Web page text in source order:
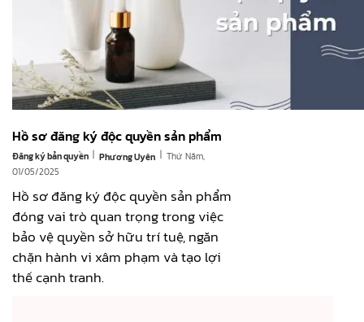
Hồ sơ đăng ký độc quyền sản phẩm
Đăng ký bản quyền | Phương Uyên | Thứ Năm,
01/05/2025
Hồ sơ đăng ký độc quyền sản phẩm
đóng vai trò quan trọng trong việc
bảo vệ quyền sở hữu trí tuệ, ngăn
chặn hành vi xâm phạm và tạo lợi
thế cạnh tranh.